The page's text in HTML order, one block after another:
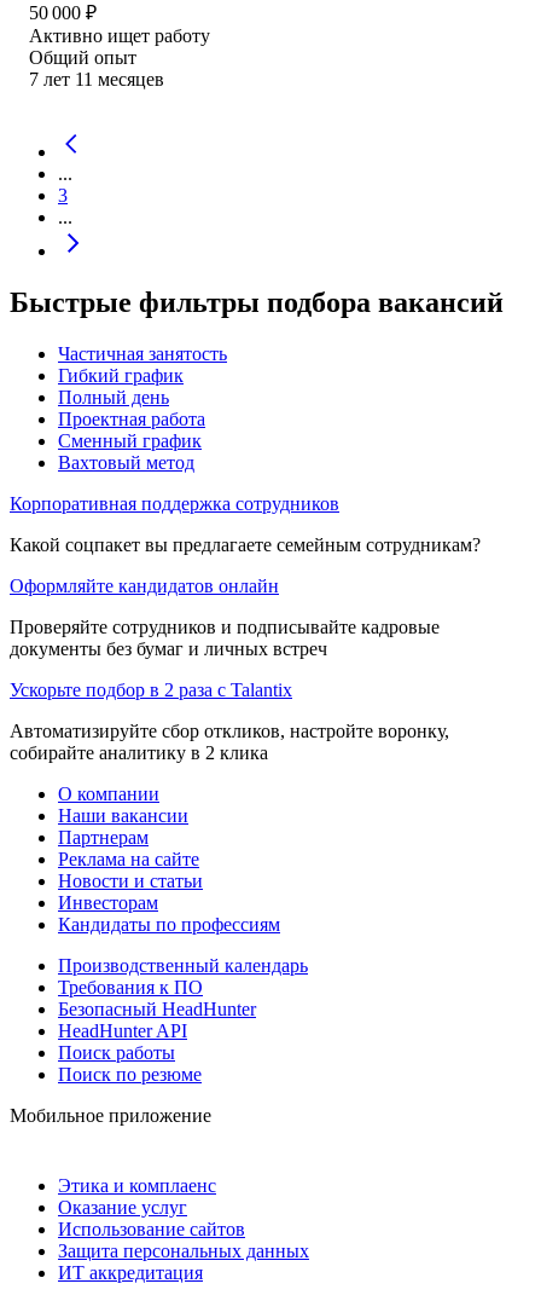
50 000 ₽
Активно ищет работу
Общий опыт
7 лет 11 месяцев
...
3
...
Быстрые фильтры подбора вакансий
Частичная занятость
Гибкий график
Полный день
Проектная работа
Сменный график
Вахтовый метод
Корпоративная поддержка сотрудников
Какой соцпакет вы предлагаете семейным сотрудникам?
Оформляйте кандидатов онлайн
Проверяйте сотрудников и подписывайте кадровые
документы без бумаг и личных встреч
Ускорьте подбор в 2 раза с Talantix
Автоматизируйте сбор откликов, настройте воронку,
собирайте аналитику в 2 клика
О компании
Наши вакансии
Партнерам
Реклама на сайте
Новости и статьи
Инвесторам
Кандидаты по профессиям
Производственный календарь
Требования к ПО
Безопасный HeadHunter
HeadHunter API
Поиск работы
Поиск по резюме
Мобильное приложение
Этика и комплаенс
Оказание услуг
Использование сайтов
Защита персональных данных
ИТ аккредитация